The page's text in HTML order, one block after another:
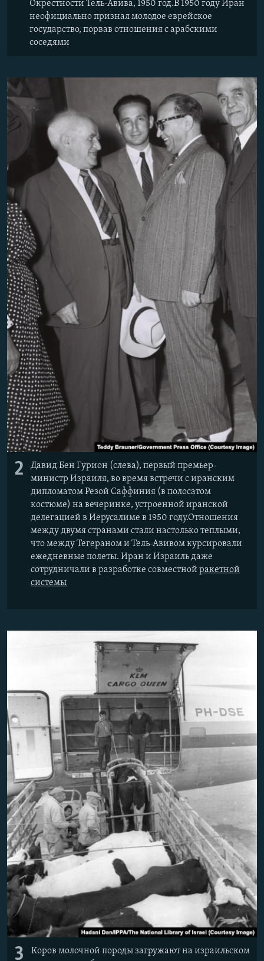
Окрестности Тель-Авива, 1950 год.В 1950 году Иран
неофициально признал молодое еврейское
государство, порвав отношения с арабскими
соседями
2
Давид Бен Гурион (слева), первый премьер-
министр Израиля, во время встречи с иранским
дипломатом Резой Саффиния (в полосатом
костюме) на вечеринке, устроенной иранской
делегацией в Иерусалиме в 1950 году.Отношения
между двумя странами стали настолько теплыми,
что между Тегераном и Тель-Авивом курсировали
ежедневные полеты. Иран и Израиль даже
сотрудничали в разработке совместной ракетной
системы
3
Коров молочной породы загружают на израильском